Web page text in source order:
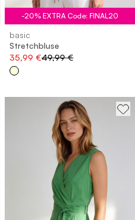
-20% EXTRA Code: FINAL20
basic
Stretchbluse
35,99 €49,99 €